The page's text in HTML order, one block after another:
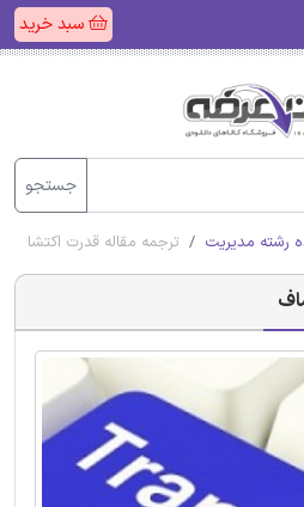
سبد خرید
جستجو
رشته مدیریت ترجمه مقاله قدرت اکتشاف